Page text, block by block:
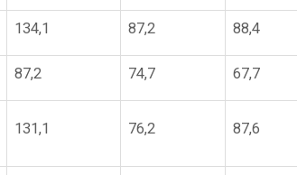
134,1 87,2 88,4
87,2 74,7 67,7
131,1 76,2 87,6